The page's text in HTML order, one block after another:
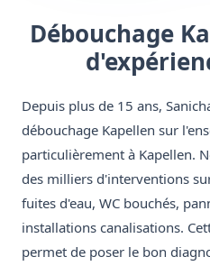
Débouchage
Depuis plus de 15 ans,
débouchage Kapellen sur
particulièrement à Kapellen.
des milliers d'interventions
fuites d'eau, WC bouchés,
installations canalisations.
permet de poser le bon